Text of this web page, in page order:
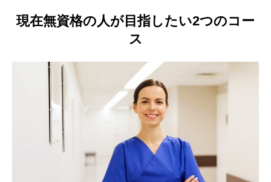
現在無資格の人が目指したい2つのコー
ス